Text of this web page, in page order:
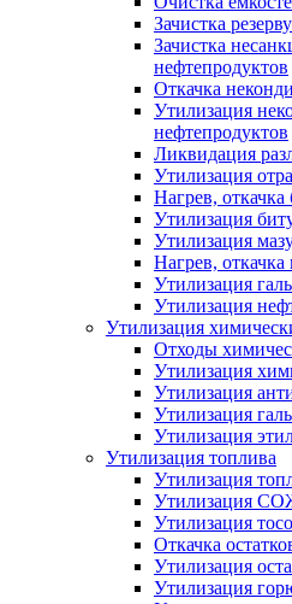
Зачистка
Зачистка
нефтепродуктов
Откачка
Утилизация
нефтепродуктов
Ликвидация
Утилизация
Нагрев, откачка
Утилизация
Утилизация
Нагрев, откачка
Утилизация
Утилизация
Утилизация
Отходы
Утилизация
Утилизация
Утилизация
Утилизация
Утилизация топлива
Утилизация
Утилизация
Утилизация
Откачка
Утилизация
Утилизация